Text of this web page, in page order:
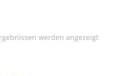
werden angezeigt